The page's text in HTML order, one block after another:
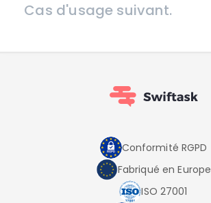
Cas d'usage suivant.
Conformité RGPD
Fabriqué en Europe
ISO 27001